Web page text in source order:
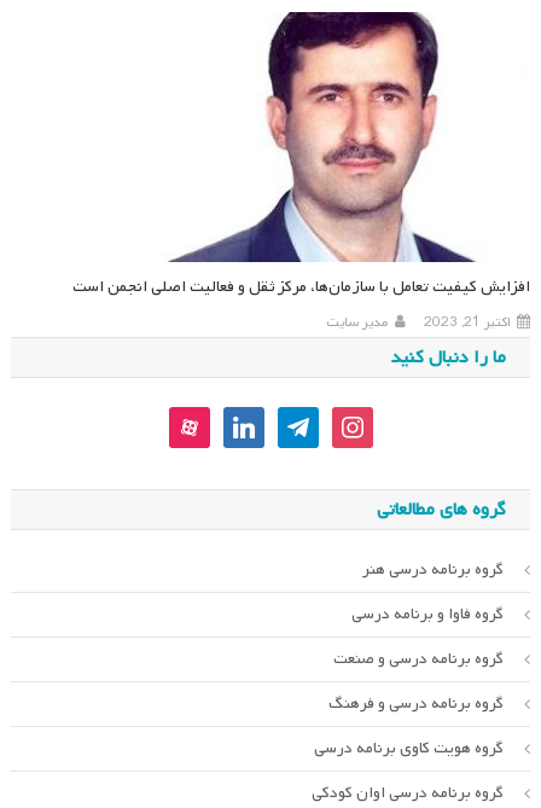
افزایش کیفیت تعامل با سازمان‌ها، مرکز ثقل و فعالیت اصلی انجمن است
اکتبر 21, 2023 مدیر سایت
ما را دنبال کنید
instagram
telegram
linkedin
aparat
گروه های مطالعاتی
گروه برنامه درسی هنر
گروه فاوا و برنامه درسی
گروه برنامه درسی و صنعت
گروه برنامه درسی و فرهنگ
گروه هویت کاوی برنامه درسی
گروه برنامه درسی اوان کودکی